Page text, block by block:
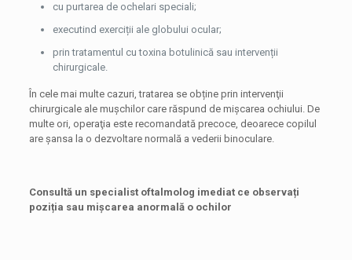
cu purtarea de ochelari speciali;
executind exerciții ale globului ocular;
prin tratamentul cu toxina botulinică sau intervenții
chirurgicale.
În cele mai multe cazuri, tratarea se obține prin intervenţii
chirurgicale ale muşchilor care răspund de mişcarea ochiului. De
multe ori, operaţia este recomandată precoce, deoarece copilul
are şansa la o dezvoltare normală a vederii binoculare.
Consultă un specialist oftalmolog imediat ce observați
poziția sau mișcarea anormală o ochilor